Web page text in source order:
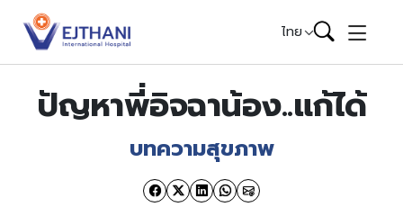
Skip to content
ไทย
ปัญหาพี่อิจฉาน้อง..แก้ได้
บทความสุขภาพ